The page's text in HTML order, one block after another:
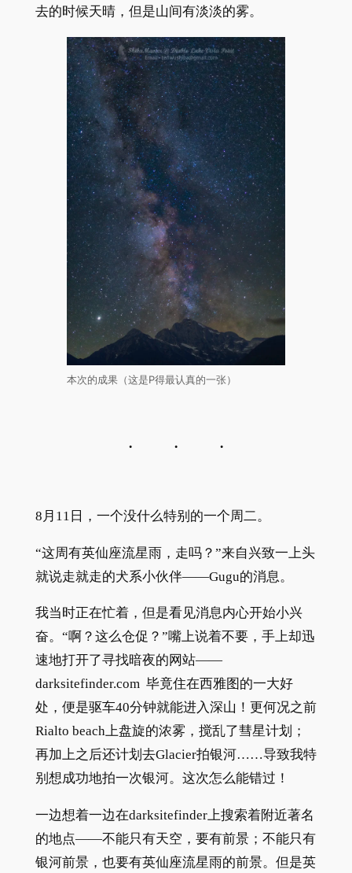
去的时候天晴，但是山间有淡淡的雾。
本次的成果（这是P得最认真的一张）
8月11日，一个没什么特别的一个周二。
“这周有英仙座流星雨，走吗？”来自兴致一上头
就说走就走的犬系小伙伴——Gugu的消息。
我当时正在忙着，但是看见消息内心开始小兴
奋。“啊？这么仓促？”嘴上说着不要，手上却迅
速地打开了寻找暗夜的网站——
darksitefinder.com 毕竟住在西雅图的一大好
处，便是驱车40分钟就能进入深山！更何况之前
Rialto beach上盘旋的浓雾，搅乱了彗星计划；
再加上之后还计划去Glacier拍银河……导致我特
别想成功地拍一次银河。这次怎么能错过！
一边想着一边在darksitefinder上搜索着附近著名
的地点——不能只有天空，要有前景；不能只有
银河前景，也要有英仙座流星雨的前景。但是英